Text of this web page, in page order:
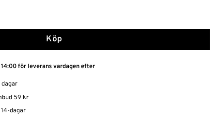
Köp
för leverans vardagen efter
59 kr
dagar